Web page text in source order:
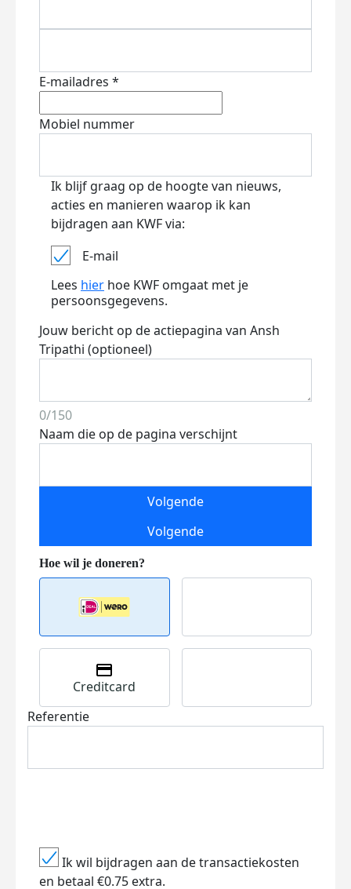
E-mailadres *
Mobiel nummer
Ik blijf graag op de hoogte van nieuws,
acties en manieren waarop ik kan
bijdragen aan KWF via:
E-mail
Lees hier hoe KWF omgaat met je
persoonsgegevens.
Jouw bericht op de actiepagina van Ansh
Tripathi (optioneel)
0/150
Naam die op de pagina verschijnt
Volgende
Volgende
Creditcard
Referentie
Ik wil bijdragen aan de transactiekosten
en betaal €0.75 extra.